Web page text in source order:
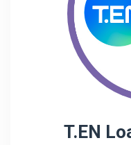
T.EN